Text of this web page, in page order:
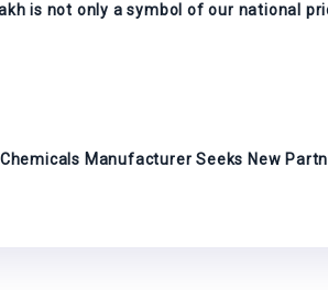
is not only a symbol of our national
Manufacturer Seeks New